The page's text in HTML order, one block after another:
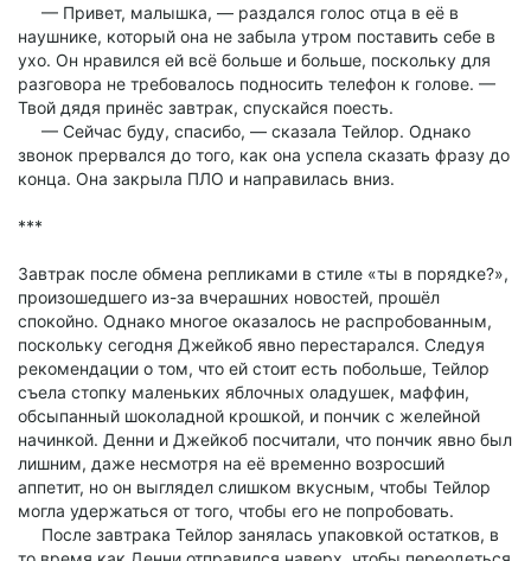
— Привет, малышка, — раздался голос отца в её в
наушнике, который она не забыла утром поставить себе в
ухо. Он нравился ей всё больше и больше, поскольку для
разговора не требовалось подносить телефон к голове. —
Твой дядя принёс завтрак, спускайся поесть.
— Сейчас буду, спасибо, — сказала Тейлор. Однако
звонок прервался до того, как она успела сказать фразу до
конца. Она закрыла ПЛО и направилась вниз.
***
Завтрак после обмена репликами в стиле «ты в порядке?»,
произошедшего из-за вчерашних новостей, прошёл
спокойно. Однако многое оказалось не распробованным,
поскольку сегодня Джейкоб явно перестарался. Следуя
рекомендации о том, что ей стоит есть побольше, Тейлор
съела стопку маленьких яблочных оладушек, маффин,
обсыпанный шоколадной крошкой, и пончик с желейной
начинкой. Денни и Джейкоб посчитали, что пончик явно был
лишним, даже несмотря на её временно возросший
аппетит, но он выглядел слишком вкусным, чтобы Тейлор
могла удержаться от того, чтобы его не попробовать.
После завтрака Тейлор занялась упаковкой остатков, в